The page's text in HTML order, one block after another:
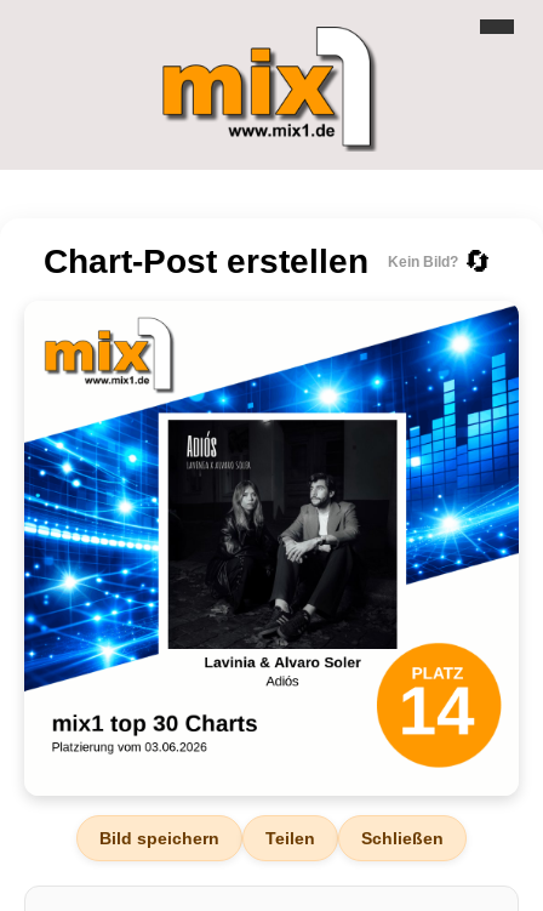
Chart-Post erstellen Kein Bild? 🔄
Bild speichern Teilen Schließen